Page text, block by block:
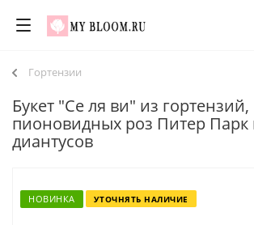
Гортензии
Букет "Се ля ви" из гортензий,
пионовидных роз Питер Парк
диантусов
НОВИНКА УТОЧНЯТЬ НАЛИЧИЕ